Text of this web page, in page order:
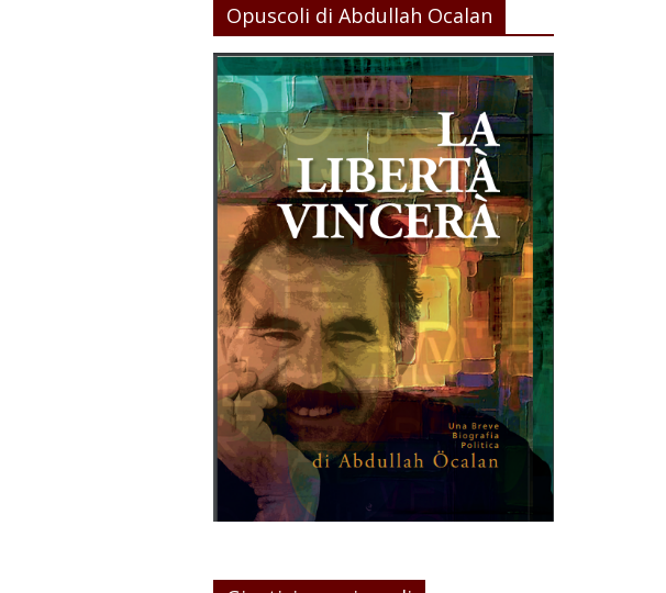
Opuscoli di Abdullah Ocalan